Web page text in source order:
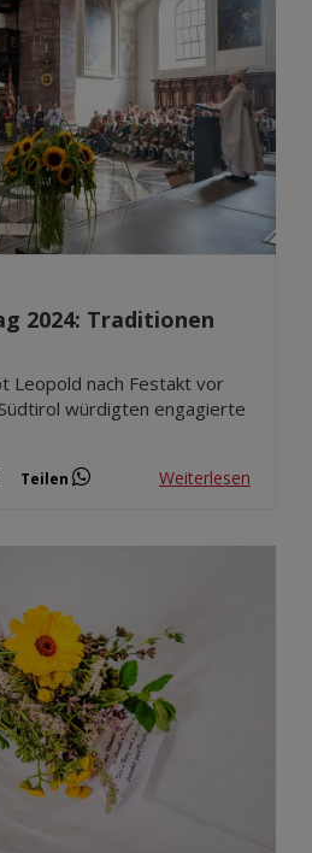
2024: Traditionen
Leopold nach Festakt vor
würdigten engagierte
Teilen Weiterlesen